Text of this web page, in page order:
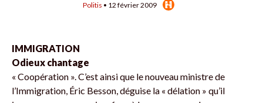
Politis • 12 février 2009
IMMIGRATION
Odieux chantage
« Coopération ». C’est ainsi que le nouveau ministre de
l’Immigration, Éric Besson, déguise la « délation » qu’il